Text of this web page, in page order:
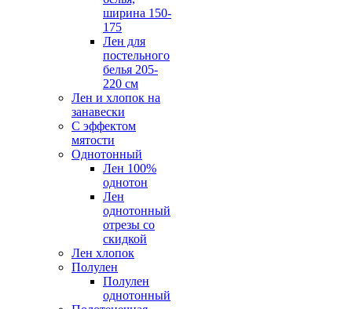
ширина 150-
175
Лен для
постельного
белья 205-
220 см
Лен и хлопок на
занавески
С эффектом
мятости
Однотонный
Лен 100%
однотон
Лен
однотонный
отрезы со
скидкой
Лен хлопок
Полулен
Полулен
однотонный